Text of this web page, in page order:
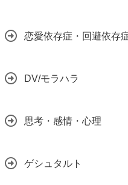
恋愛依存症・回避依存
DV/モラハラ
思考・感情・心理
ゲシュタルト